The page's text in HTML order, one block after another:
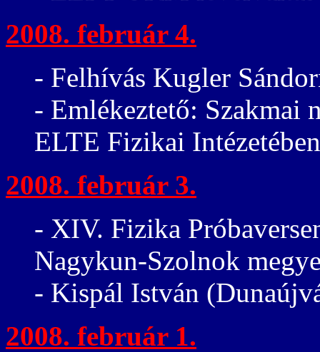
2008. február 4.
- Felhívás Kugler
- Emlékeztető: Szakmai
ELTE Fizikai Intézetében
2008. február 3.
- XIV. Fizika
Nagykun-Szolnok
- Kispál István
2008. február 1.